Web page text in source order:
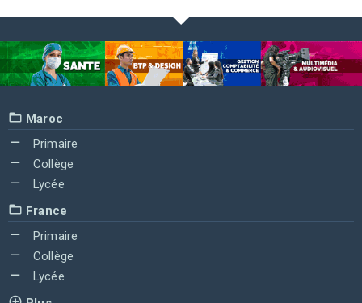
Maroc
Primaire
Collège
Lycée
France
Primaire
Collège
Lycée